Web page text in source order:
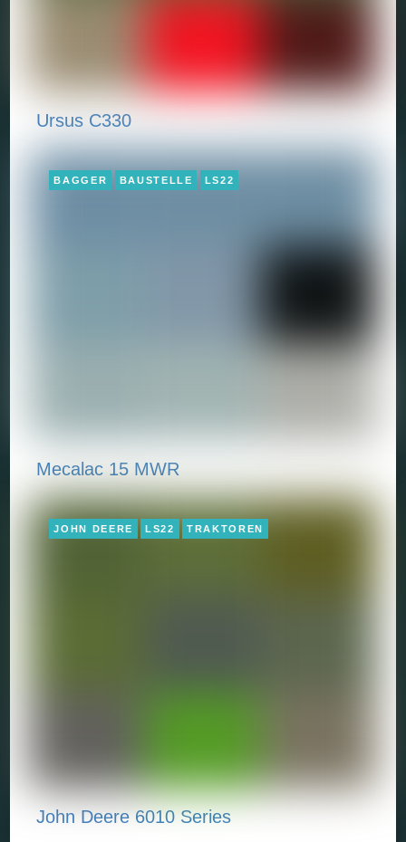
Ursus C330
BAGGER BAUSTELLE LS22
Mecalac 15 MWR
JOHN DEERE LS22 TRAKTOREN
John Deere 6010 Series